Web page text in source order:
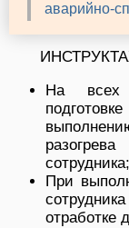
аварийно-
На всех
сотрудника;
При
отработке